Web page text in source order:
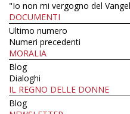
"Io non mi vergogno del
DOCUMENTI
Ultimo numero
Numeri precedenti
MORALIA
Blog
Dialoghi
IL REGNO DELLE DONNE
Blog